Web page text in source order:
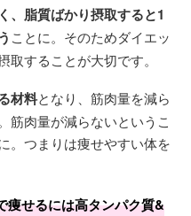
、脂質ばかり摂取すると1
ことに。そのためダイエッ
取することが大切です。
材料となり、筋肉量を減ら
筋肉量が減らないというこ
。つまりは痩せやすい体を
痩せるには高タンパク質&